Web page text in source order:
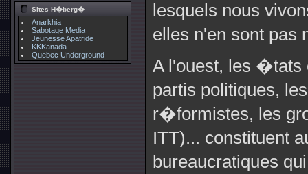
Sites H�berg�
Anarkhia
Sabotage Media
Jeunesse Apatride
KKKanada
Quebec Underground
lesquels nous
elles n'en sont
A l'ouest, les �tats
partis politiques,
r�formistes, les
ITT)... constituent
bureaucratiques